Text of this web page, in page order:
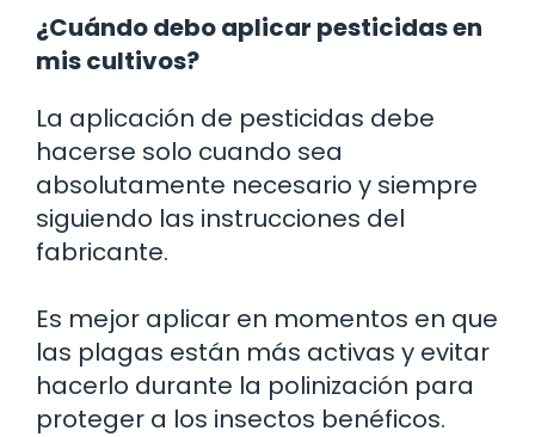
¿Cuándo debo aplicar pesticidas en
mis cultivos?
La aplicación de pesticidas debe
hacerse solo cuando sea
absolutamente necesario y siempre
siguiendo las instrucciones del
fabricante.
Es mejor aplicar en momentos en que
las plagas están más activas y evitar
hacerlo durante la polinización para
proteger a los insectos benéficos.